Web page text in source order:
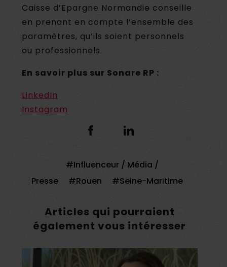
Caisse d’Epargne Normandie conseille
en prenant en compte l’ensemble des
paramètres, qu’ils soient personnels
ou professionnels.
En savoir plus sur Sonare RP :
LinkedIn
Instagram
Influenceur / Média /
Presse
Rouen Seine-Maritime
Articles qui pourraient
également vous intéresser